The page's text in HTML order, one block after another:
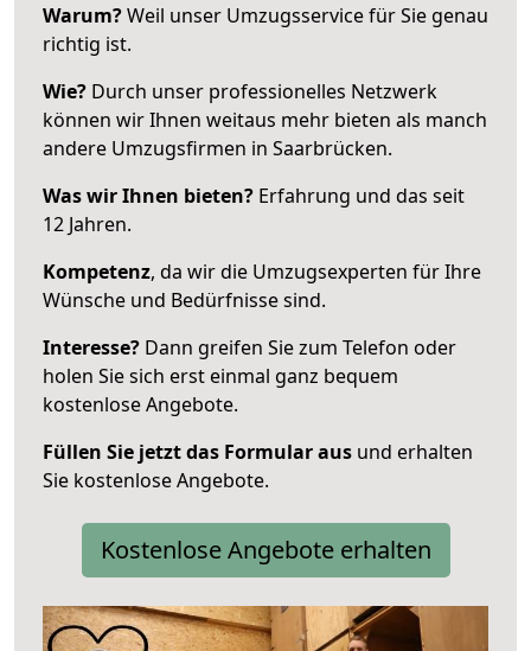
Warum?Weil unser Umzugsservice für Sie genau
richtig ist.
Wie? Durch unser professionelles Netzwerk
können wir Ihnen weitaus mehr bieten als manch
andere Umzugsfirmen in Saarbrücken.
Was wir Ihnen bieten? Erfahrung und das seit
12 Jahren.
Kompetenz, da wir die Umzugsexperten für Ihre
Wünsche und Bedürfnisse sind.
Interesse? Dann greifen Sie zum Telefon oder
holen Sie sich erst einmal ganz bequem
kostenlose Angebote.
Füllen Sie jetzt das Formular aus und erhalten
Sie kostenlose Angebote.
Kostenlose Angebote erhalten